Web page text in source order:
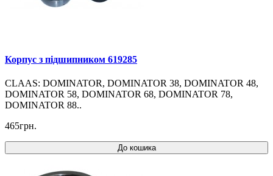
Корпус з підшипником 619285
CLAAS: DOMINATOR, DOMINATOR 38, DOMINATOR 48,
DOMINATOR 58, DOMINATOR 68, DOMINATOR 78,
DOMINATOR 88..
465грн.
До кошика